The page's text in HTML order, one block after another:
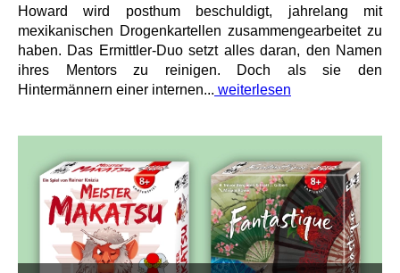
Howard wird posthum beschuldigt, jahrelang mit
mexikanischen Drogenkartellen zusammengearbeitet zu
haben. Das Ermittler-Duo setzt alles daran, den Namen
ihres Mentors zu reinigen. Doch als sie den
Hintermännern einer internen... weiterlesen